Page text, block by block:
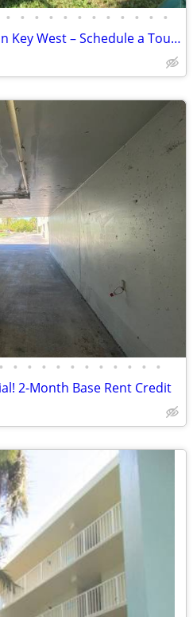
• • • • • • • • • • • •
🏡 Apartments for Lease in Key West – Schedule a Tour Today!
• • • • • • • • • • • •
2-Month Base Rent Credit